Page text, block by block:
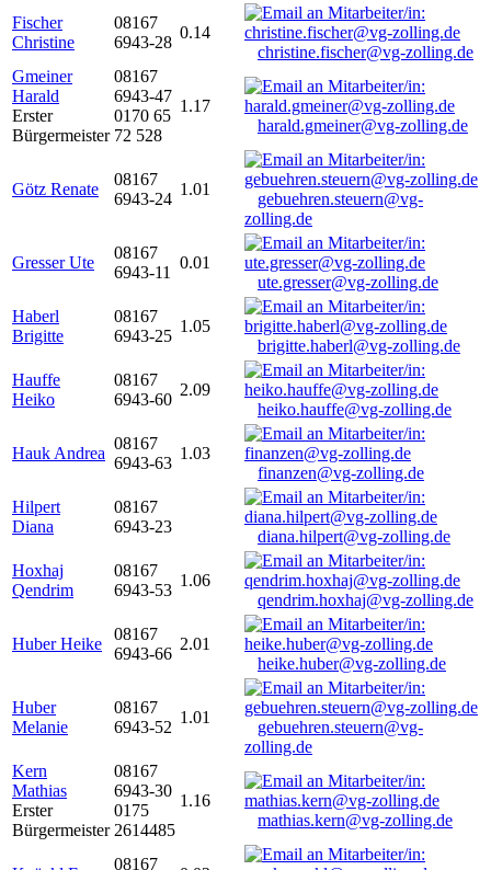
Fischer
Christine
08167
6943-28
0.14
christine.fischer@vg-zolling.de
Gmeiner
Harald
Erster
Bürgermeister
08167
6943-47
0170 65
72 528
1.17
harald.gmeiner@vg-zolling.de
Götz Renate
08167
6943-24
1.01
gebuehren.steuern@vg-
zolling.de
Gresser Ute
08167
6943-11
0.01
ute.gresser@vg-zolling.de
Haberl
Brigitte
08167
6943-25
1.05
brigitte.haberl@vg-zolling.de
Hauffe
Heiko
08167
6943-60
2.09
heiko.hauffe@vg-zolling.de
Hauk Andrea
08167
6943-63
1.03
finanzen@vg-zolling.de
Hilpert
Diana
08167
6943-23
diana.hilpert@vg-zolling.de
Hoxhaj
Qendrim
08167
6943-53
1.06
qendrim.hoxhaj@vg-zolling.de
Huber Heike
08167
6943-66
2.01
heike.huber@vg-zolling.de
Huber
Melanie
08167
6943-52
1.01
gebuehren.steuern@vg-
zolling.de
Kern
Mathias
Erster
Bürgermeister
08167
6943-30
0175
2614485
1.16
mathias.kern@vg-zolling.de
08167